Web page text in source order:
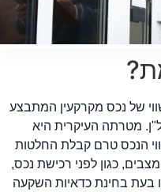
של נכס מקרקעין המתבצע
מטרתה העיקרית היא
הנכס טרם קבלת החלטות
כגון לפני רכישת נכס,
בעת בחינת כדאיות השקעה